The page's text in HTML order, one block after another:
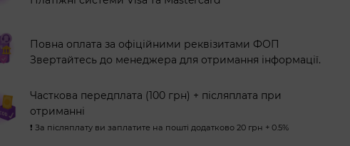
Повна оплата за офіційними реквізитами ФОП
Звертайтесь до менеджера для отримання інформації.
Часткова передплата (100 грн) + післяплата при
отриманні
❗️ За післяплату ви заплатите на пошті додатково 20 грн + 0.5%